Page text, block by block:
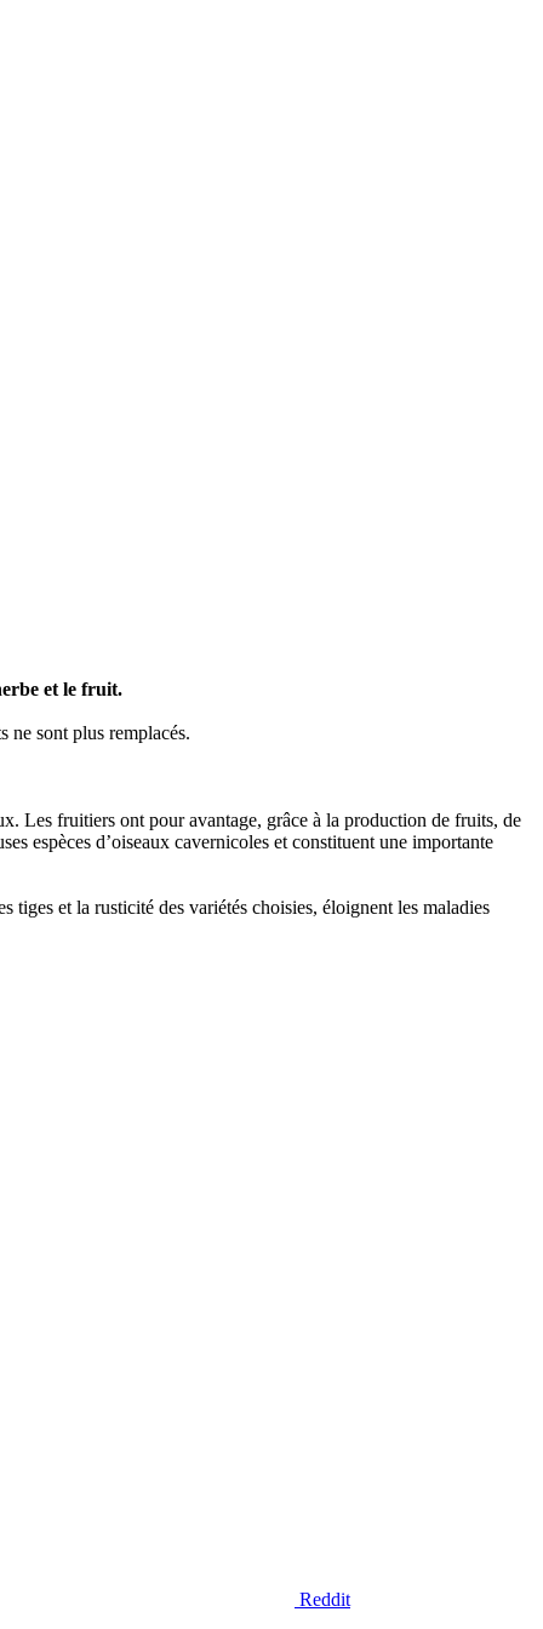
et le fruit.
ne sont plus remplacés.
Les fruitiers ont pour avantage, grâce à la production de fruits, de
espèces d’oiseaux cavernicoles et constituent une importante
tiges et la rusticité des variétés choisies, éloignent les maladies
Reddit